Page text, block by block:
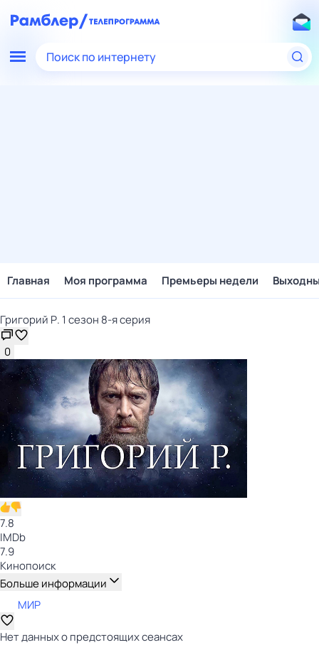
Поиск по интернету
Главная Моя программа Премьеры недели
Григорий Р. 1 сезон 8-я серия
0
7.8
IMDb
7.9
Кинопоиск
Больше информации
МИР
Нет данных о предстоящих сеансах